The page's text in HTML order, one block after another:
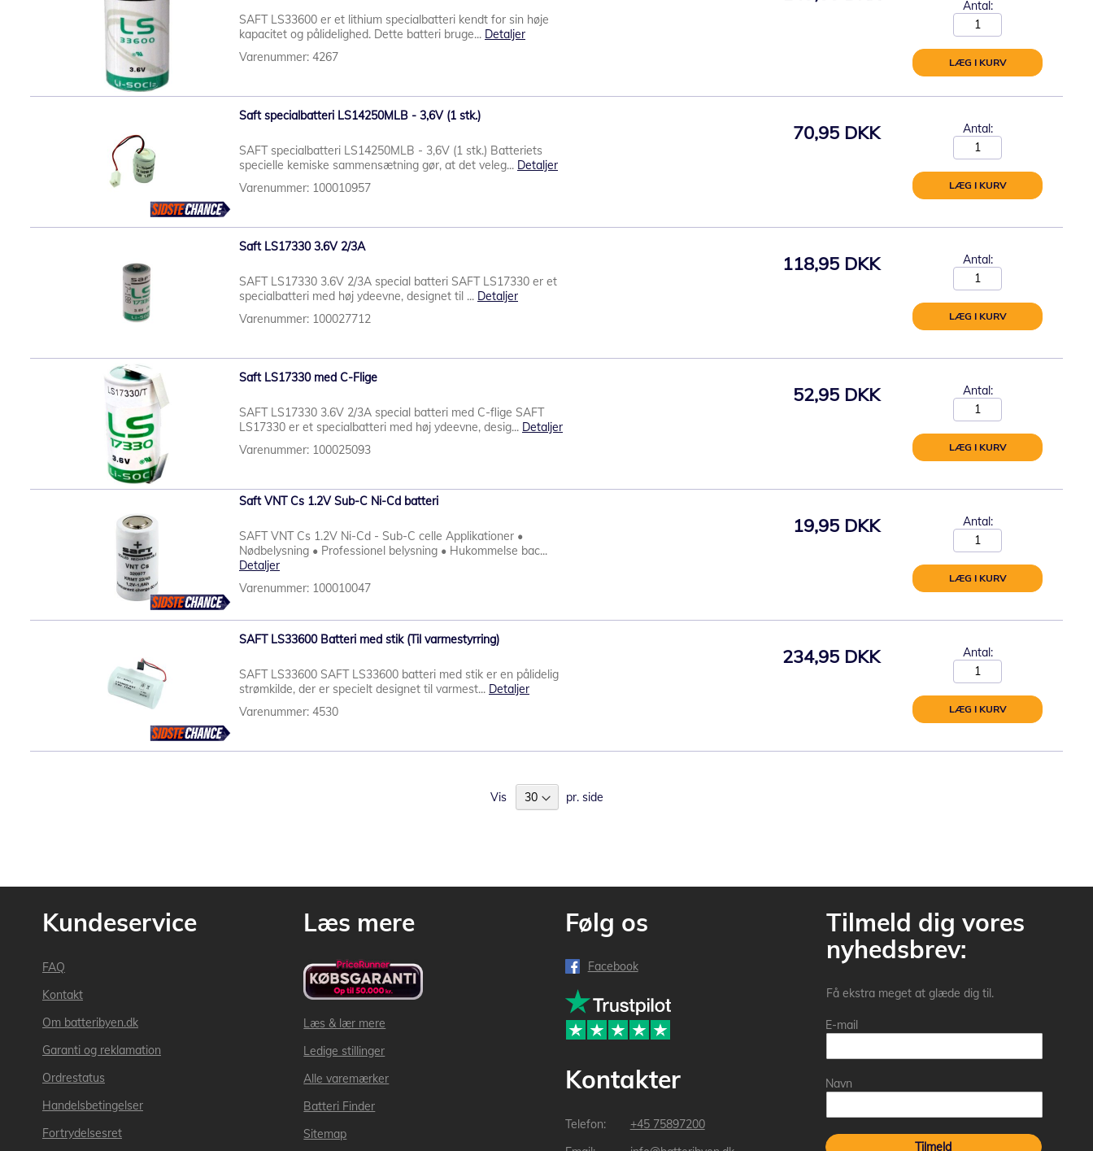
SAFT LS33600 er et lithium specialbatteri kendt for sin høje
kapacitet og pålidelighed. Dette batteri bruge... Detaljer
Varenummer: 4267
Antal:
LÆG I KURV
Saft specialbatteri LS14250MLB - 3,6V (1 stk.)
SAFT specialbatteri LS14250MLB - 3,6V (1 stk.) Batteriets
specielle kemiske sammensætning gør, at det veleg... Detaljer
Varenummer: 100010957
70,95 DKK Antal:
LÆG I KURV
Saft LS17330 3.6V 2/3A
SAFT LS17330 3.6V 2/3A special batteri SAFT LS17330 er et
specialbatteri med høj ydeevne, designet til ... Detaljer
Varenummer: 100027712
118,95 DKK Antal:
LÆG I KURV
Saft LS17330 med C-Flige
SAFT LS17330 3.6V 2/3A special batteri med C-flige SAFT
LS17330 er et specialbatteri med høj ydeevne, desig... Detaljer
Varenummer: 100025093
52,95 DKK Antal:
LÆG I KURV
Saft VNT Cs 1.2V Sub-C Ni-Cd batteri
SAFT VNT Cs 1.2V Ni-Cd - Sub-C celle Applikationer •
Nødbelysning • Professionel belysning • Hukommelse bac...
Detaljer
Varenummer: 100010047
19,95 DKK Antal:
LÆG I KURV
SAFT LS33600 Batteri med stik (Til varmestyrring)
SAFT LS33600 SAFT LS33600 batteri med stik er en pålidelig
strømkilde, der er specielt designet til varmest... Detaljer
Varenummer: 4530
234,95 DKK Antal:
LÆG I KURV
Vis pr. side
Kundeservice
FAQ
Kontakt
Om batteribyen.dk
Garanti og reklamation
Ordrestatus
Handelsbetingelser
Fortrydelsesret
Læs mere
Læs & lær mere
Ledige stillinger
Alle varemærker
Batteri Finder
Sitemap
Følg os
Facebook
Kontakter
+45 75897200
Tilmeld dig vores
nyhedsbrev:
Få ekstra meget at glæde dig til.
E-mail
Navn
Tilmeld